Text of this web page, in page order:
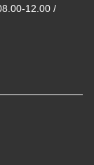
12.00 /